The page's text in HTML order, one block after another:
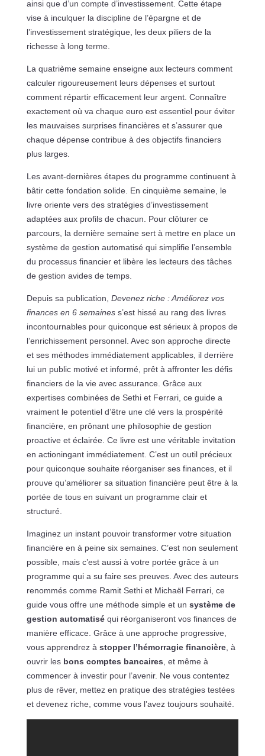
ainsi que d’un compte d’investissement. Cette étape
vise à inculquer la discipline de l’épargne et de
l’investissement stratégique, les deux piliers de la
richesse à long terme.
La quatrième semaine enseigne aux lecteurs comment
calculer rigoureusement leurs dépenses et surtout
comment répartir efficacement leur argent. Connaître
exactement où va chaque euro est essentiel pour éviter
les mauvaises surprises financières et s’assurer que
chaque dépense contribue à des objectifs financiers
plus larges.
Les avant-dernières étapes du programme continuent à
bâtir cette fondation solide. En cinquième semaine, le
livre oriente vers des stratégies d’investissement
adaptées aux profils de chacun. Pour clôturer ce
parcours, la dernière semaine sert à mettre en place un
système de gestion automatisé qui simplifie l’ensemble
du processus financier et libère les lecteurs des tâches
de gestion avides de temps.
Depuis sa publication, Devenez riche : Améliorez vos
finances en 6 semainess’est hissé au rang des livres
incontournables pour quiconque est sérieux à propos de
l’enrichissement personnel. Avec son approche directe
et ses méthodes immédiatement applicables, il derrière
lui un public motivé et informé, prêt à affronter les défis
financiers de la vie avec assurance. Grâce aux
expertises combinées de Sethi et Ferrari, ce guide a
vraiment le potentiel d’être une clé vers la prospérité
financière, en prônant une philosophie de gestion
proactive et éclairée. Ce livre est une véritable invitation
en actioningant immédiatement. C’est un outil précieux
pour quiconque souhaite réorganiser ses finances, et il
prouve qu’améliorer sa situation financière peut être à la
portée de tous en suivant un programme clair et
structuré.
Imaginez un instant pouvoir transformer votre situation
financière en à peine six semaines. C’est non seulement
possible, mais c’est aussi à votre portée grâce à un
programme qui a su faire ses preuves. Avec des auteurs
renommés comme Ramit Sethi et Michaël Ferrari, ce
guide vous offre une méthode simple et un système de
gestion automatiséqui réorganiseront vos finances de
manière efficace. Grâce à une approche progressive,
vous apprendrez à stopper l’hémorragie financière, à
ouvrir les bons comptes bancaires , et même à
commencer à investir pour l’avenir. Ne vous contentez
plus de rêver, mettez en pratique des stratégies testées
et devenez riche, comme vous l’avez toujours souhaité.